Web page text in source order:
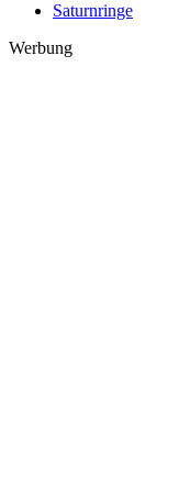
Saturnringe
Werbung